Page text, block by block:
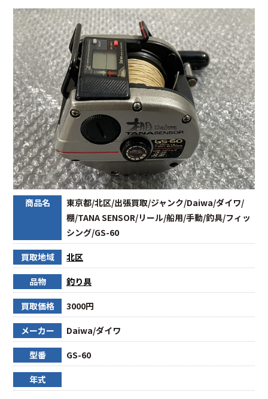
商品名
東京都/北区/出張買取/ジャンク/Daiwa/ダイワ/
棚/TANA SENSOR/リール/船用/手動/釣具/フィッ
シング/GS-60
買取地域 北区
品物 釣り具
買取価格 3000円
メーカー Daiwa/ダイワ
型番 GS-60
年式